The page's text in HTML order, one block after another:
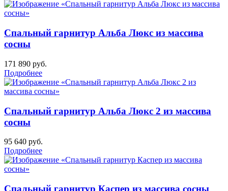
Спальный гарнитур Альба Люкс из массива
сосны
171 890 руб.
Подробнее
Спальный гарнитур Альба Люкс 2 из массива
сосны
95 640 руб.
Подробнее
Спальный гарнитур Каспер из массива сосны